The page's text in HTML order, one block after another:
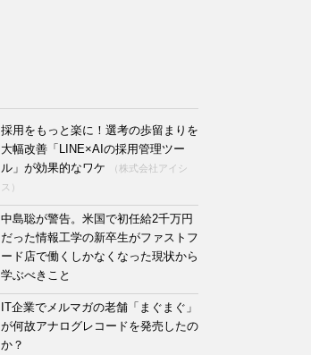
採用をもっと楽に！選考の歩留まりを
大幅改善「LINE×AIの採用管理ツー
ル」が効果的なワケ
（株式会社アイシ
ス）
中島聡が警告。米国で初任給2千万円
だった情報工学の新卒生がファストフ
ード店で働くしかなくなった現状から
学ぶべきこと
IT企業でメルマガの老舗「まぐまぐ」
が何故アナログレコードを発売したの
か？